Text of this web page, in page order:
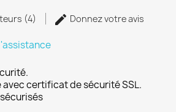
(4) Donnez votre avis
certificat de sécurité SSL.